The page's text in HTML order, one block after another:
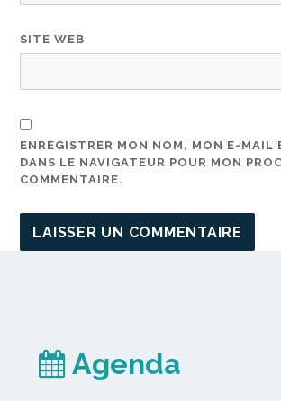
SITE WEB
ENREGISTRER MON NOM, MON E-MAIL
DANS LE NAVIGATEUR POUR MON
COMMENTAIRE.
Agenda